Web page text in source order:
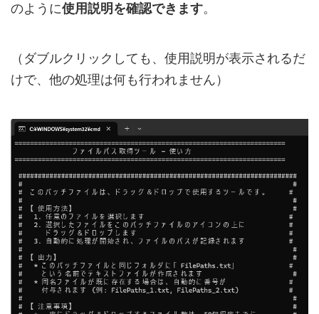
のように使用説明を確認できます。
（ダブルクリックしても、使用説明が表示されるだ
けで、他の処理は何も行われません）